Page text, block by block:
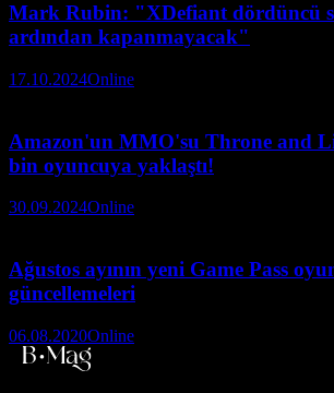
Mark Rubin: "XDefiant dördüncü
ardından kapanmayacak"
17.10.2024Online
Amazon'un MMO'su Throne and
bin oyuncuya yaklaştı!
30.09.2024Online
Ağustos ayının yeni Game Pass
güncellemeleri
06.08.2020Online